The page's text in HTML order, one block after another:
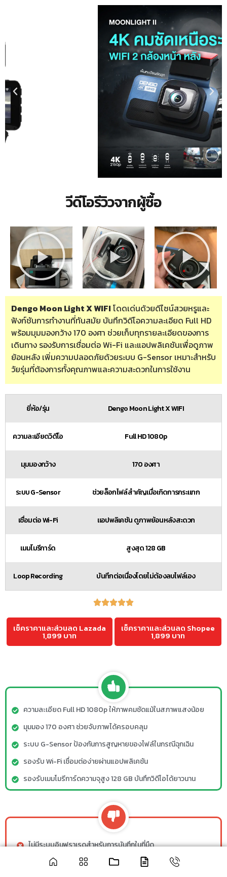
วีดีโอรีวิวจากผู้ซื้อ
Dengo Moon Light X WIFI โดดเด่นด้วยดีไซน์สวยหรูและ
ฟังก์ชันการทำงานที่ทันสมัย บันทึกวิดีโอความละเอียด Full HD
พร้อมมุมมองกว้าง 170 องศา ช่วยเก็บทุกรายละเอียดของการ
เดินทาง รองรับการเชื่อมต่อ Wi-Fi และแอปพลิเคชันเพื่อดูภาพ
ย้อนหลัง เพิ่มความปลอดภัยด้วยระบบ G-Sensor เหมาะสำหรับ
วัยรุ่นที่ต้องการทั้งคุณภาพและความสะดวกในการใช้งาน
ยี่ห้อ/รุ่น Dengo Moon Light X WIFI
ความละเอียดวิดีโอ Full HD 1080p
มุมมองกว้าง 170 องศา
ระบบ G-Sensor ช่วยล็อกไฟล์สำคัญเมื่อเกิดการกระแทก
เชื่อมต่อ Wi-Fi แอปพลิเคชัน ดูภาพย้อนหลังสะดวก
เมมโมรีการ์ด สูงสุด 128 GB
Loop Recording บันทึกต่อเนื่องโดยไม่ต้องลบไฟล์เอง
เช็คราคาและส่วนลด Lazada
1,899 บาท
เช็คราคาและส่วนลด Shopee
1,899 บาท
ความละเอียด Full HD 1080p ให้ภาพคมชัดแม้ในสภาพแสงน้อย
มุมมอง 170 องศา ช่วยจับภาพได้ครอบคลุม
ระบบ G-Sensor ป้องกันการสูญหายของไฟล์ในกรณีฉุกเฉิน
รองรับ Wi-Fi เชื่อมต่อง่ายผ่านแอปพลิเคชัน
รองรับเมมโมรีการ์ดความจุสูง 128 GB บันทึกวิดีโอได้ยาวนาน
ไม่มีระบบอินฟราเรดสำหรับการบันทึกในที่มืด
ต้องใช้เมมโมรีการ์ดคุณภาพสูงเพื่อรองรับการบันทึกระยะยาว